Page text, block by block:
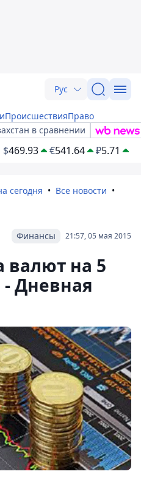
Рус
ПроисшествияПраво
в сравнении
$469.93 €541.64 ₽5.71
сегодня
Все новости
21:57, 05 мая 2015
Финансы
валют на 5
- Дневная